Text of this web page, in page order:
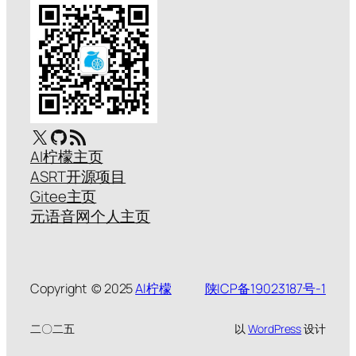
X GitHub
RSS Feed
AI柠檬主页
ASRT开源项目
Gitee主页
元语音网个人主页
Copyright © 2025AI柠檬 陕ICP备19023187号-1
二〇二五 以WordPress设计